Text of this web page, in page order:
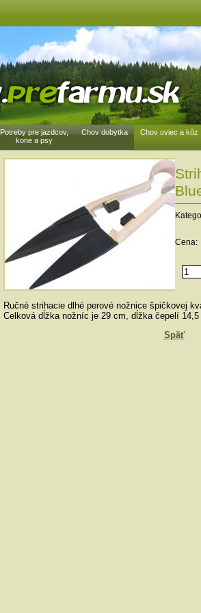
Potreby pre jazdcov,
kone a psy
Chov dobytka Chov oviec a kôz
Cena:
Ručné strihacie dlhé perové nožnice špičkovej
Celková dĺžka nožníc je 29 cm, dĺžka čepelí 14,5
Späť